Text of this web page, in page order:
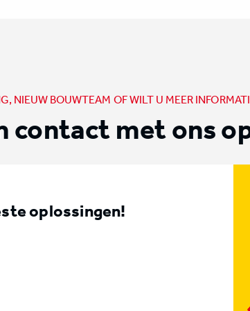
NIEUW BOUWTEAM OF WILT U MEER
contact met ons
oplossingen!